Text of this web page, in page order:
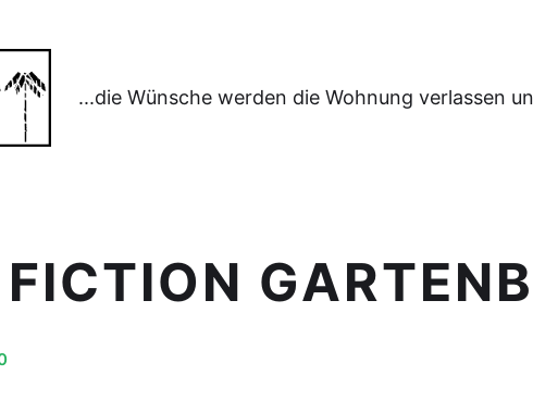
...die Wünsche werden die Wohnung verlassen